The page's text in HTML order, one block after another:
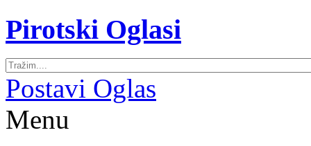
Pirotski Oglasi
Postavi Oglas
Menu